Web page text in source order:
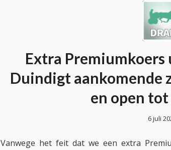
Extra
Duindigt aankomende
en open tot
6 juli
Vanwege het feit dat we een extra